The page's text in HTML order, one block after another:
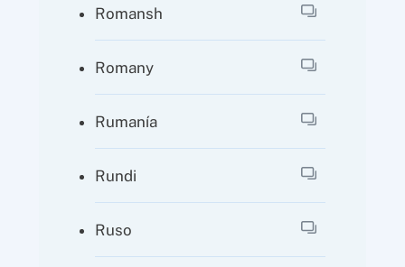
Romansh
Romany
Rumanía
Rundi
Ruso